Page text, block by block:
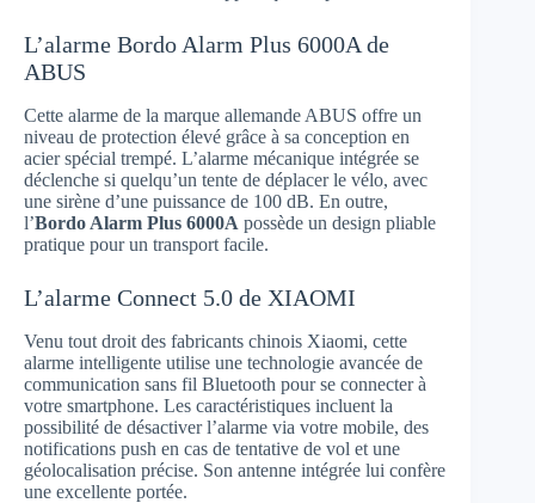
L’alarme Bordo Alarm Plus 6000A de
ABUS
Cette alarme de la marque allemande ABUS offre un
niveau de protection élevé grâce à sa conception en
acier spécial trempé. L’alarme mécanique intégrée se
déclenche si quelqu’un tente de déplacer le vélo, avec
une sirène d’une puissance de 100 dB. En outre,
l’Bordo Alarm Plus 6000A possède un design pliable
pratique pour un transport facile.
L’alarme Connect 5.0 de XIAOMI
Venu tout droit des fabricants chinois Xiaomi, cette
alarme intelligente utilise une technologie avancée de
communication sans fil Bluetooth pour se connecter à
votre smartphone. Les caractéristiques incluent la
possibilité de désactiver l’alarme via votre mobile, des
notifications push en cas de tentative de vol et une
géolocalisation précise. Son antenne intégrée lui confère
une excellente portée.